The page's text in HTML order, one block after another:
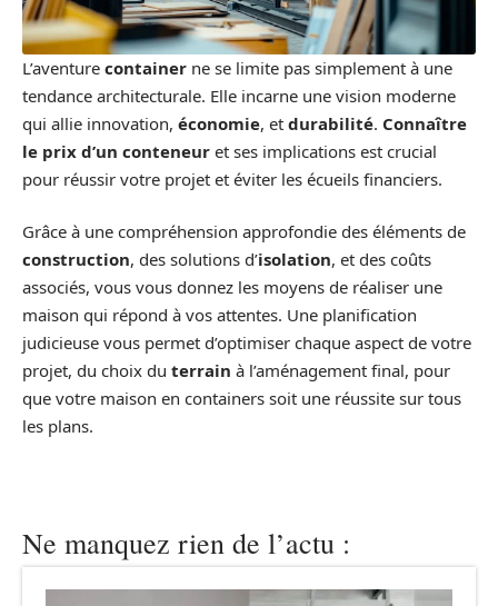
L’aventure container ne se limite pas simplement à une
tendance architecturale. Elle incarne une vision moderne
qui allie innovation, économie, et durabilité. Connaître
le prix d’un conteneur et ses implications est crucial
pour réussir votre projet et éviter les écueils financiers.
Grâce à une compréhension approfondie des éléments de
construction, des solutions d’isolation, et des coûts
associés, vous vous donnez les moyens de réaliser une
maison qui répond à vos attentes. Une planification
judicieuse vous permet d’optimiser chaque aspect de votre
projet, du choix du terrain à l’aménagement final, pour
que votre maison en containers soit une réussite sur tous
les plans.
Ne manquez rien de l’actu :